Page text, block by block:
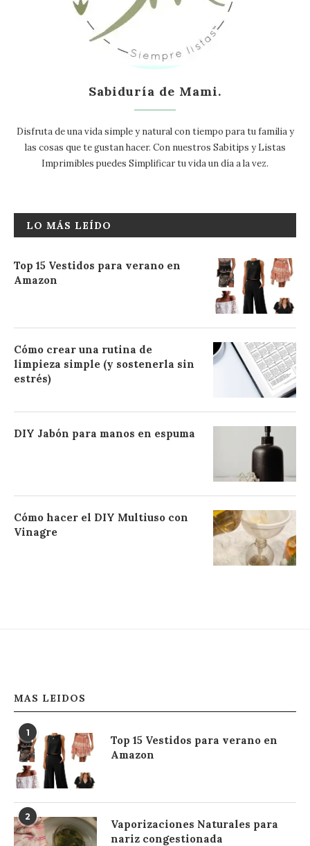
Sabiduría de Mami.
Disfruta de una vida simple y natural con tiempo para tu familia y
las cosas que te gustan hacer. Con nuestros Sabitips y Listas
Imprimibles puedes Simplificar tu vida un día a la vez.
LO MÁS LEÍDO
Top 15 Vestidos para verano en
Amazon
Cómo crear una rutina de
limpieza simple (y sostenerla sin
estrés)
DIY Jabón para manos en espuma
Cómo hacer el DIY Multiuso con
Vinagre
MAS LEIDOS
1
Top 15 Vestidos para verano en
Amazon
2
Vaporizaciones Naturales para
nariz congestionada